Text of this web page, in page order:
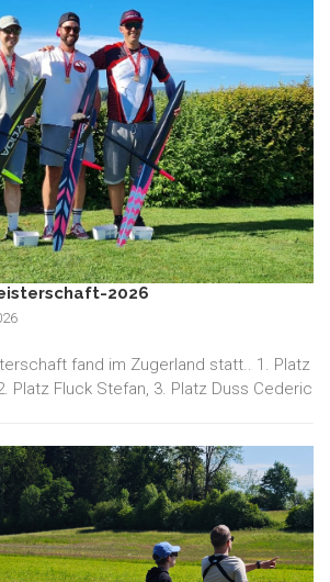
2026
fand im Zugerland statt.. 1. Platz
Platz Fluck Stefan, 3. Platz Duss Cederic